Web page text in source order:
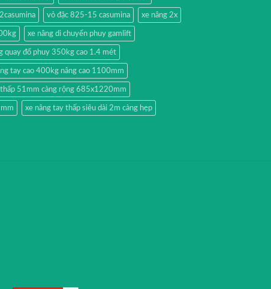
vỏ đặc 825-15 casumina xe nâng 2x
xe nâng di chuyển phuy gamlift
quay đổ phuy 350kg cao 1.4 mét
tay cao 400kg nâng cao 1100mm
thấp 51mm càng rộng 685x1220mm
xe nâng tay thấp siêu dài 2m càng hẹp